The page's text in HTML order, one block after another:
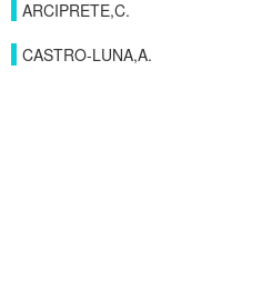
ARCIPRETE,C.
CASTRO-LUNA,A.